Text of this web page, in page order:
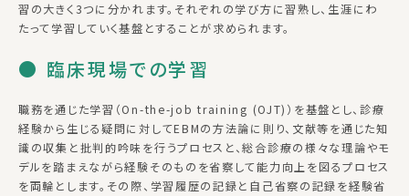
習の大きく3つに分かれます。それぞれの学び方に習熟し、生涯にわ
たって学習していく基盤とすることが求められます。
● 臨床現場での学習
職務を通じた学習（On-the-job training (OJT)）を基盤とし、診療
経験から生じる疑問に対してEBMの方法論に則り、文献等を通じた知
識の収集と批判的吟味を行うプロセスと、総合診療の様々な理論やモ
デルを踏まえながら経験そのものを省察して能力向上を図るプロセス
を両輪とします。その際、学習履歴の記録と自己省察の記録を経験省